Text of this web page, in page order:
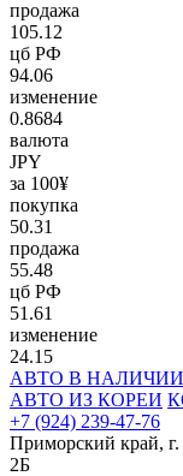
продажа
105.12
цб РФ
94.06
изменение
0.8684
валюта
JPY
за 100¥
покупка
50.31
продажа
55.48
цб РФ
51.61
изменение
24.15
АВТО В НАЛИЧИИ
АВТО ИЗ КОРЕИ
+7 (924) 239-47-76
Приморский край, г.
2Б